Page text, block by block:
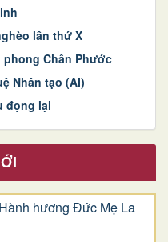
lần thứ X
phong Chân Phước
Nhân tạo (AI)
đọng lại
hương Đức Mẹ La